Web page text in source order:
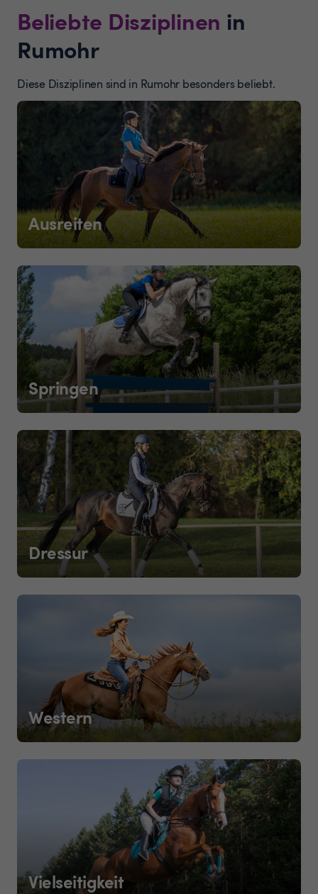
Beliebte Disziplinen in
Rumohr
Diese Disziplinen sind in Rumohr besonders beliebt.
Ausreiten
Springen
Dressur
Western
Vielseitigkeit